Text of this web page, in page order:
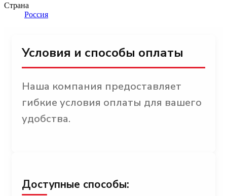
Страна
Россия
Условия и способы оплаты
Наша компания предоставляет
гибкие условия оплаты для вашего
удобства.
Доступные способы: